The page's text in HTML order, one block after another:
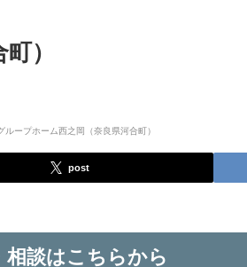
）
post
相談はこちらから